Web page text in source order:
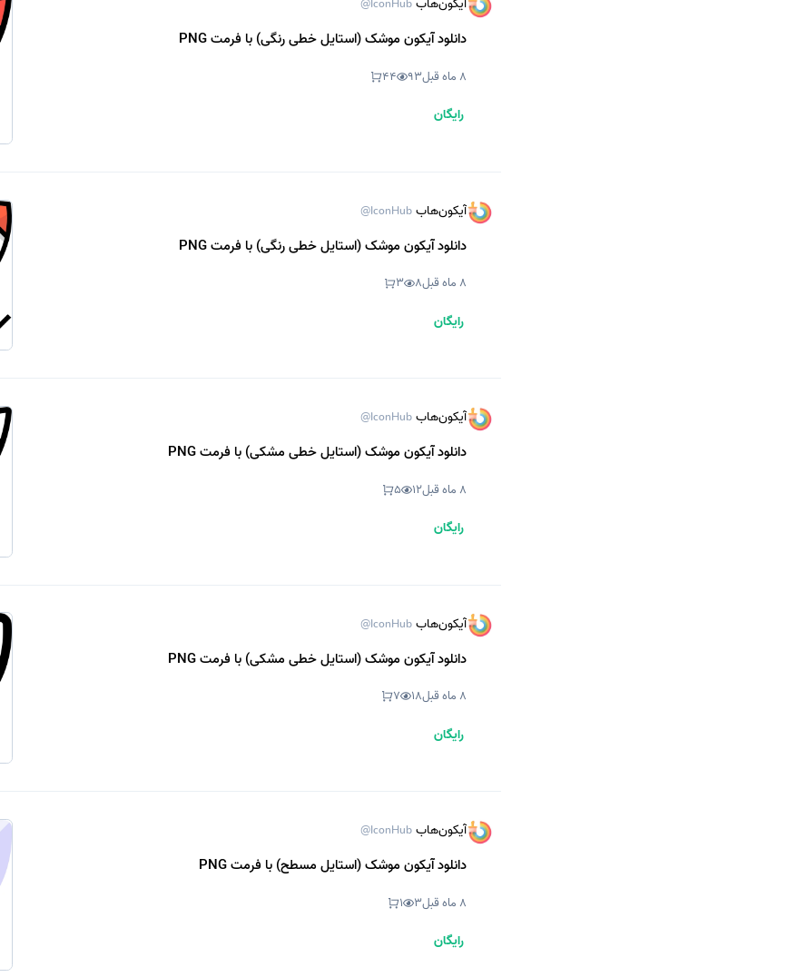
@IconHub
دانلود آیکون موشک (استایل خطی رنگی) با فرمت PNG
8 ماه قبل 93
44
رایگان
آیکون‌هاب @IconHub
دانلود آیکون موشک (استایل خطی رنگی) با فرمت PNG
8 ماه قبل 8
3
رایگان
آیکون‌هاب @IconHub
دانلود آیکون موشک (استایل خطی مشکی) با فرمت PNG
8 ماه قبل 12
5
رایگان
آیکون‌هاب @IconHub
دانلود آیکون موشک (استایل خطی مشکی) با فرمت PNG
8 ماه قبل 18
7
رایگان
آیکون‌هاب @IconHub
دانلود آیکون موشک (استایل مسطح) با فرمت PNG
8 ماه قبل 3
1
رایگان